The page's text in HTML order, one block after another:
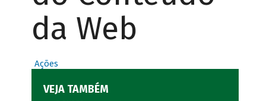
da Web
Ações
VEJA TAMBÉM